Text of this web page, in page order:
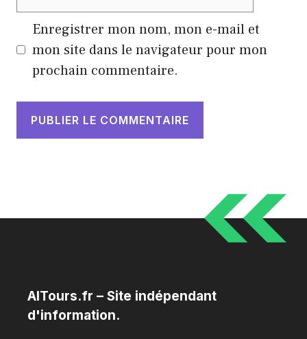
Enregistrer mon nom, mon e-mail et
mon site dans le navigateur pour mon
prochain commentaire.
AITours.fr – Site indépendant
d'information.